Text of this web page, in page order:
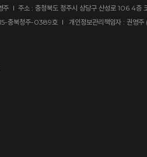
주 주소 : 충청북도 청주시 상당구 산성로 106 4층
충북청주-0389호
개인정보관리책임자 : 권영주 (